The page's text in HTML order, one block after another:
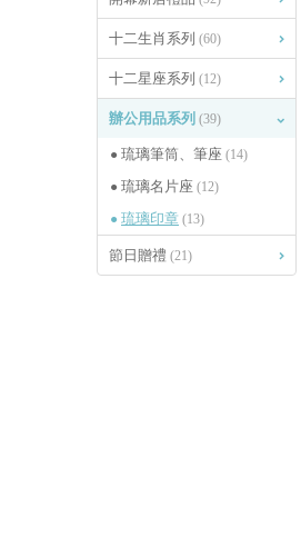
十二生肖系列 (60)
十二星座系列 (12)
辦公用品系列 (39)
琉璃筆筒、筆座 (14)
琉璃名片座 (12)
琉璃印章 (13)
節日贈禮 (21)